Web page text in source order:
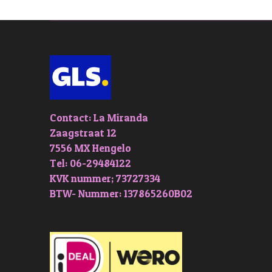
Contact: La Miranda
Zaagstraat 12
7556 MX Hengelo
Tel: 06-29484122
KVK nummer; 73727334
BTW- Nummer: 137865260B02